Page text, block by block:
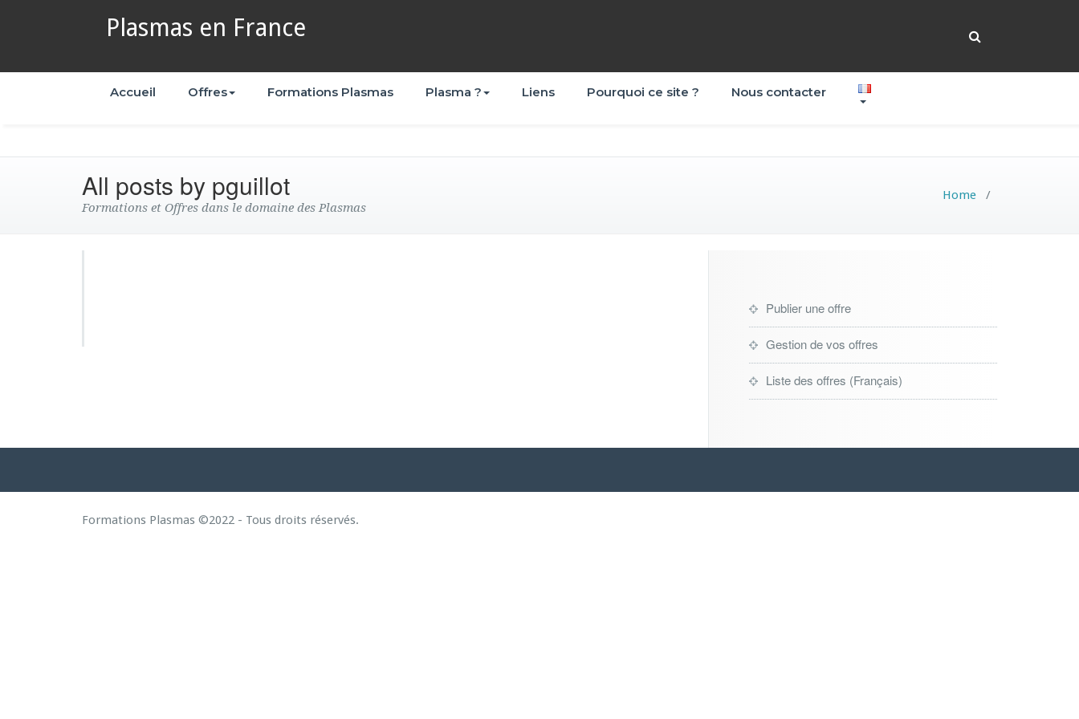
Plasmas en France
Accueil Offres Formations Plasmas Plasma ? Liens Pourquoi ce site ? Nous contacter
All posts by pguillot
Formations et Offres dans le domaine des Plasmas
Home /
Publier une offre
Gestion de vos offres
Liste des offres (Français)
Formations Plasmas ©2022 - Tous droits réservés.